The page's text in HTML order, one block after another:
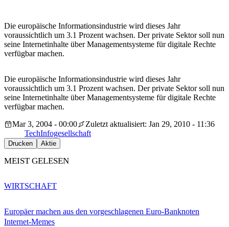
Die europäische Informationsindustrie wird dieses Jahr
voraussichtlich um 3.1 Prozent wachsen. Der private Sektor soll nun
seine Internetinhalte über Managementsysteme für digitale Rechte
verfügbar machen.
Die europäische Informationsindustrie wird dieses Jahr
voraussichtlich um 3.1 Prozent wachsen. Der private Sektor soll nun
seine Internetinhalte über Managementsysteme für digitale Rechte
verfügbar machen.
Mar 3, 2004 - 00:00
Zuletzt aktualisiert: Jan 29, 2010 - 11:36
TechInfogesellschaft
Drucken Aktie
MEIST GELESEN
Europäer machen aus den vorgeschlagenen Euro-Banknoten
Internet-Memes
WIRTSCHAFT